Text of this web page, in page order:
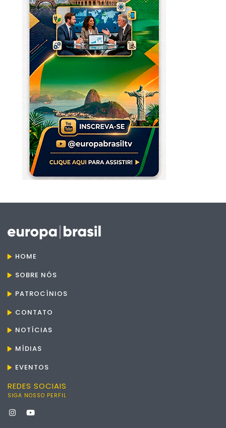
HOME
SOBRE NÓS
PATROCÍNIOS
CONTATO
NOTÍCIAS
MÍDIAS
EVENTOS
REDES SOCIAIS
SIGA NOSSO PERFIL